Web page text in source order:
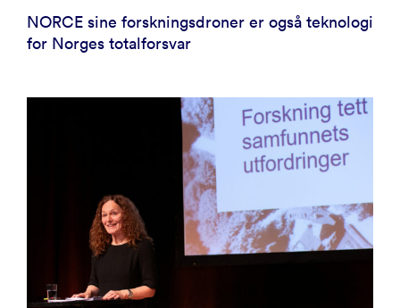
NORCE sine forskningsdroner er også teknologi
for Norges totalforsvar